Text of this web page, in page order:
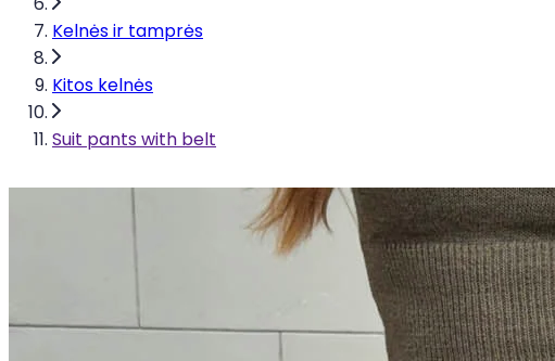
Kelnės ir tamprės
Kitos kelnės
Suit pants with belt